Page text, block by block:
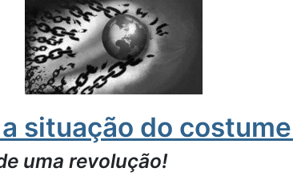
situação do
uma revolução!